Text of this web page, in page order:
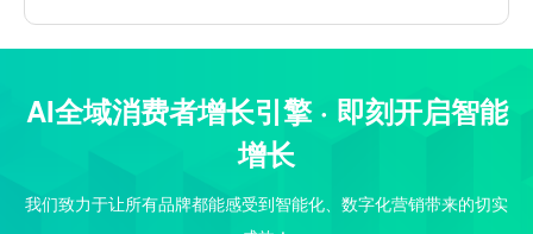
AI全域消费者增长引擎 · 即刻开启智能
增长
我们致力于让所有品牌都能感受到智能化、数字化营销带来的切实